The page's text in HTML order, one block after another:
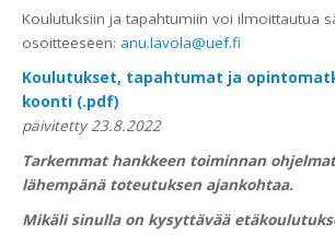
Koulutuksiin ja tapahtumiin voi ilmoittautua
osoitteeseen: anu.lavola@uef.fi
Koulutukset, tapahtumat ja
koonti (.pdf)
päivitetty 23.8.2022
Tarkemmat hankkeen toiminnan
lähempänä toteutuksen ajankohtaa.
Mikäli sinulla on kysyttävää